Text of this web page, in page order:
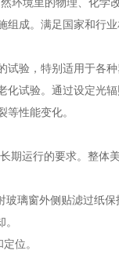
成。满足国家和行
验，特别适用于各
试验。通过设定光
性能变化。
运行的要求。整体
璃窗外侧贴滤过纸保
位。